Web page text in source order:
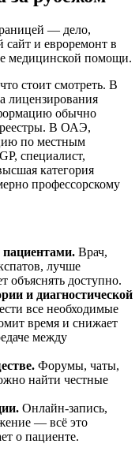
— дело,
и евроремонт в
медицинской помощи.
стоит смотреть. В
лицензирования
обычно
В ОАЭ,
по местным
специалист,
категория
профессорскому
Врач,
лучше
объяснять доступно.
и диагностической
все необходимые
время и снижает
между
Форумы, чаты,
найти честные
Онлайн-запись,
— всё это
о пациенте.